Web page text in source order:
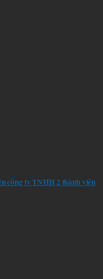
công ty TNHH 2 thành viên